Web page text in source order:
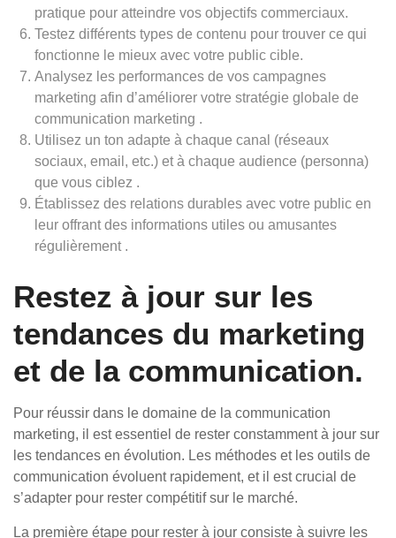
pratique pour atteindre vos objectifs commerciaux.
Testez différents types de contenu pour trouver ce qui
fonctionne le mieux avec votre public cible.
Analysez les performances de vos campagnes
marketing afin d’améliorer votre stratégie globale de
communication marketing .
Utilisez un ton adapte à chaque canal (réseaux
sociaux, email, etc.) et à chaque audience (personna)
que vous ciblez .
Établissez des relations durables avec votre public en
leur offrant des informations utiles ou amusantes
régulièrement .
Restez à jour sur les
tendances du marketing
et de la communication.
Pour réussir dans le domaine de la communication
marketing, il est essentiel de rester constamment à jour sur
les tendances en évolution. Les méthodes et les outils de
communication évoluent rapidement, et il est crucial de
s’adapter pour rester compétitif sur le marché.
La première étape pour rester à jour consiste à suivre les